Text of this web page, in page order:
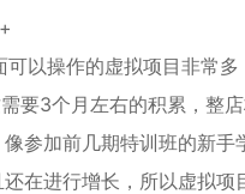
以操作的虚拟项目非常
要3个月左右的积累，整
参加前几期特训班的新
在进行增长，所以虚拟